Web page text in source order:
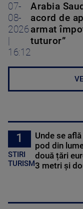
07-
08-
2026
16:12
Arabia
acord de
armat
tuturor”
1
STIRI
TURISM
Unde se
pod din
două țări
3 metri și